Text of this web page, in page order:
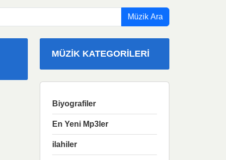
Müzik Ara
MÜZIK KATEGORILERI
Biyografiler
En Yeni Mp3ler
ilahiler